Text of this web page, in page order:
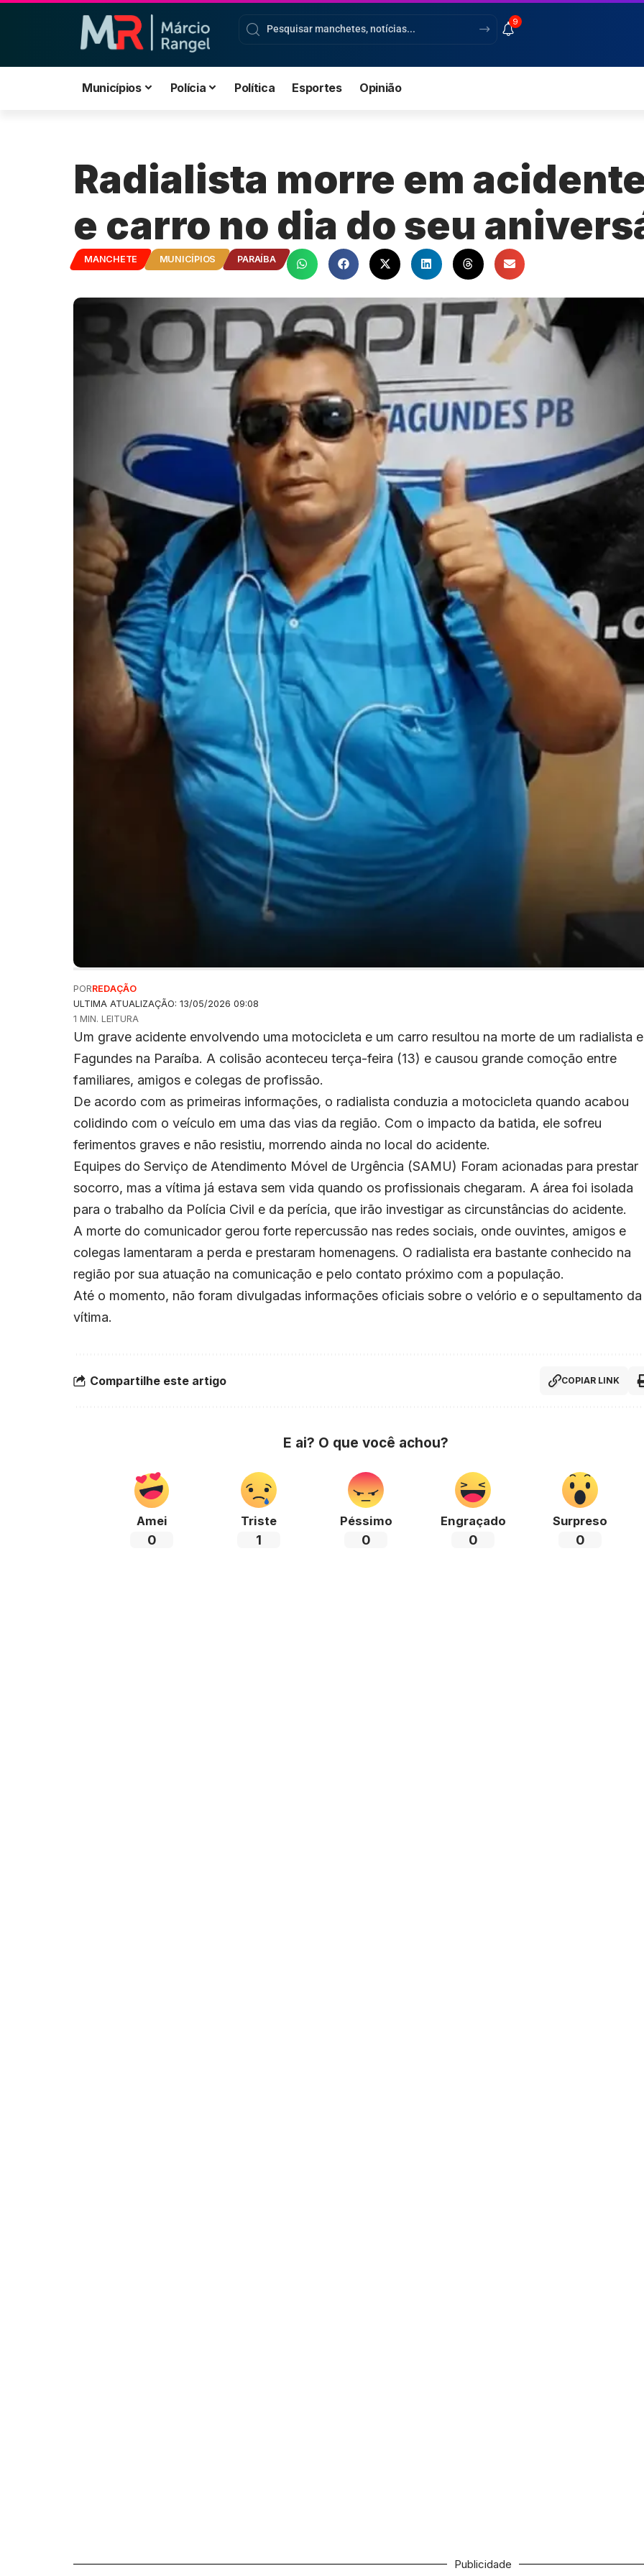
9
Municípios Polícia Política Esportes Opinião
Radialista morre em
e carro no dia do seu
MANCHETE MUNICÍPIOS PARAÍBA
ULTIMA ATUALIZAÇÃO: 13/05/2026 09:08
PORREDAÇÃO
1 MIN. LEITURA
Um grave acidente envolvendo uma motocicleta e um carro resultou na morte de um radialista
Fagundes na Paraíba. A colisão aconteceu terça-feira (13) e causou grande comoção entre
familiares, amigos e colegas de profissão.
De acordo com as primeiras informações, o radialista conduzia a motocicleta quando acabou
colidindo com o veículo em uma das vias da região. Com o impacto da batida, ele sofreu
ferimentos graves e não resistiu, morrendo ainda no local do acidente.
Equipes do Serviço de Atendimento Móvel de Urgência (SAMU) Foram acionadas para prestar
socorro, mas a vítima já estava sem vida quando os profissionais chegaram. A área foi isolada
para o trabalho da Polícia Civil e da perícia, que irão investigar as circunstâncias do acidente.
A morte do comunicador gerou forte repercussão nas redes sociais, onde ouvintes, amigos e
colegas lamentaram a perda e prestaram homenagens. O radialista era bastante conhecido na
região por sua atuação na comunicação e pelo contato próximo com a população.
Até o momento, não foram divulgadas informações oficiais sobre o velório e o sepultamento da
vítima.
Compartilhe este artigo COPIAR LINK
E ai? O que você achou?
Amei
0
Triste
1
Péssimo
0
Engraçado
0
Surpreso
0
Publicidade